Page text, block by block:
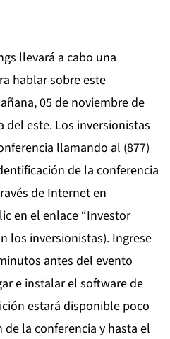
llevará a cabo una
hablar sobre este
05 de noviembre de
del este. Los inversionistas
llamando al (877)
de la conferencia
de Internet en
en el enlace “Investor
los inversionistas). Ingrese
antes del evento
e instalar el software de
estará disponible poco
la conferencia y hasta el